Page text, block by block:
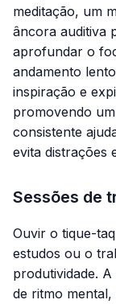
meditação, um
âncora auditiva
aprofundar o
andamento
inspiração e
promovendo
consistente
evita distrações
Sessões de
Ouvir o tique-
estudos ou o
produtividade.
de ritmo